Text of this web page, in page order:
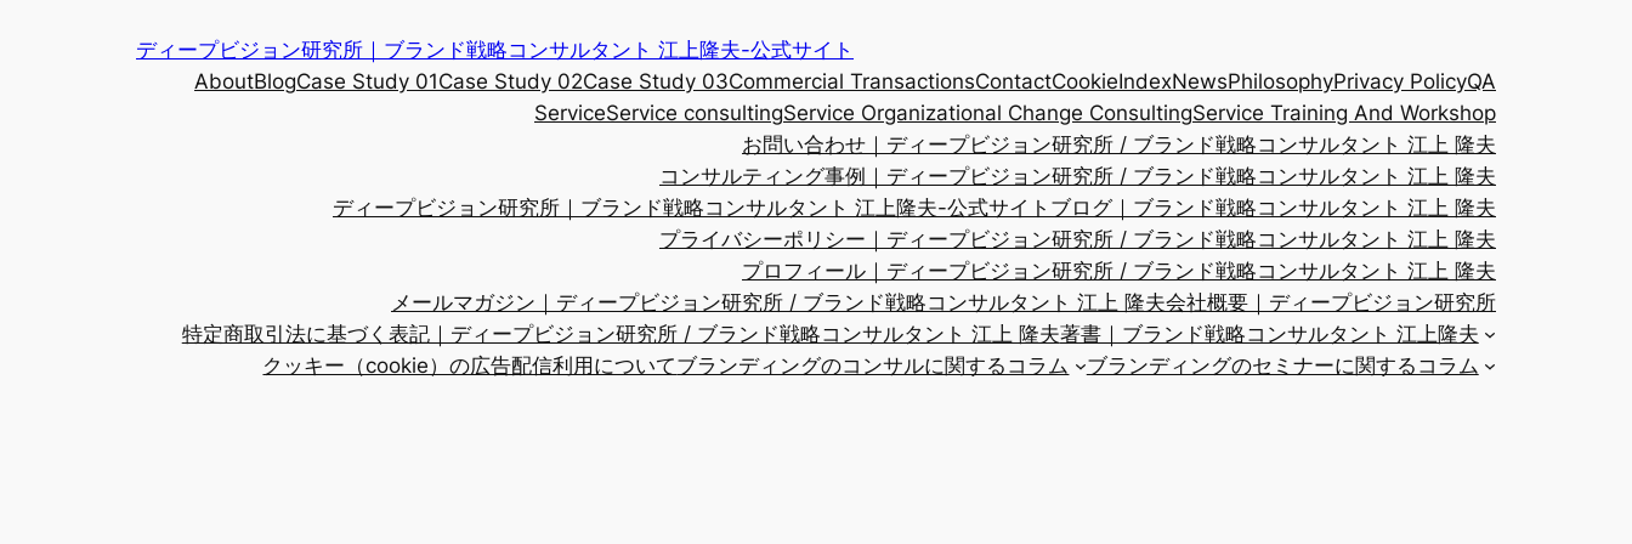
ディープビジョン研究所｜ブランド戦略コンサルタント 江上隆夫-公式サイト
AboutBlogCase Study 01Case Study 02Case Study 03Commercial TransactionsContactCookieIndexNewsPhilosophyPrivacy PolicyQA
ServiceService consultingService Organizational Change ConsultingService Training And Workshop
お問い合わせ｜ディープビジョン研究所 / ブランド戦略コンサルタント 江上 隆夫
コンサルティング事例｜ディープビジョン研究所 / ブランド戦略コンサルタント 江上 隆夫
ディープビジョン研究所｜ブランド戦略コンサルタント 江上隆夫-公式サイト ブログ｜ブランド戦略コンサルタント 江上 隆夫
プライバシーポリシー｜ディープビジョン研究所 / ブランド戦略コンサルタント 江上 隆夫
プロフィール｜ディープビジョン研究所 / ブランド戦略コンサルタント 江上 隆夫
メールマガジン｜ディープビジョン研究所 / ブランド戦略コンサルタント 江上 隆夫会社概要｜ディープビジョン研究所
特定商取引法に基づく表記｜ディープビジョン研究所 / ブランド戦略コンサルタント 江上 隆夫著書｜ブランド戦略コンサルタント 江上隆夫
クッキー（cookie）の広告配信利用についてブランディングのコンサルに関するコラム ブランディングのセミナーに関するコラム